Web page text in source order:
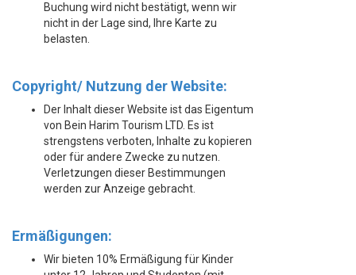
Buchung wird nicht bestätigt, wenn wir
nicht in der Lage sind, Ihre Karte zu
belasten.
Copyright/ Nutzung der Website:
Der Inhalt dieser Website ist das Eigentum
von Bein Harim Tourism LTD. Es ist
strengstens verboten, Inhalte zu kopieren
oder für andere Zwecke zu nutzen.
Verletzungen dieser Bestimmungen
werden zur Anzeige gebracht.
Ermäßigungen:
Wir bieten 10% Ermäßigung für Kinder